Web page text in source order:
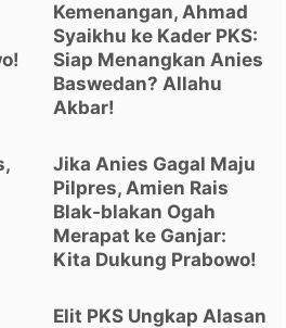
Kemenangan, Ahmad
Syaikhu ke Kader PKS:
Siap Menangkan Anies
Baswedan? Allahu
Akbar!
Jika Anies Gagal Maju
Pilpres, Amien Rais
Blak-blakan Ogah
Merapat ke Ganjar:
Kita Dukung Prabowo!
Elit PKS Ungkap Alasan